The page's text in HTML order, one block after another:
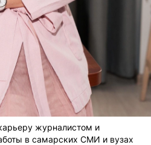
журналистом и
в самарских СМИ и вузах